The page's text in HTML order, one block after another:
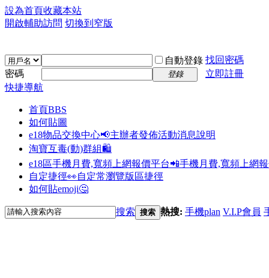
設為首頁收藏本站
開啟輔助訪問 切換到窄版
自動登錄 找回密碼
密碼
登錄
立即註冊
快捷導航
首頁BBS
如何貼圖
e18物品交換中心📢主辦者發佈活動消息說明
淘寶互毒(動)群組🛍️
e18區手機月費,寬頻上網報價平台📲手機月費,寬頻上網
自定捷徑👀自定常瀏覽版區捷徑
如何貼emoji🤔
搜索 搜索 熱搜: 手機plan V.I.P會員